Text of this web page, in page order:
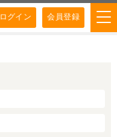
ログイン 会員登録